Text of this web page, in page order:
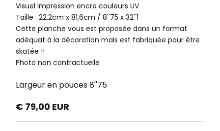
Visuel Impression encre couleurs UV
Taille : 22,2cm x 81,6cm‍ / 8''75 x 32''1
Cette planche vous est proposée dans un format
adéquat à la décoration mais est fabriquée pour être
skatée !!
Photo non contractuelle
Largeur en pouces8''75
€ 79,00 EUR